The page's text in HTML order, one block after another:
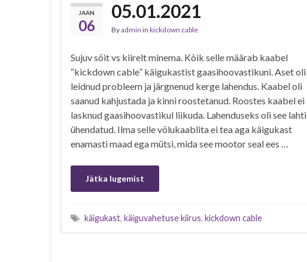
JAAN
06
05.01.2021
Byadmin in kickdown cable
Sujuv sõit vs kiirelt minema. Kõik selle määrab kaabel
“kickdown cable” käigukastist gaasihoovastikuni. Aset oli
leidnud probleem ja järgnenud kerge lahendus. Kaabel oli
saanud kahjustada ja kinni roostetanud. Roostes kaabel ei
lasknud gaasihoovastikul liikuda. Lahenduseks oli see lahti
ühendatud. Ilma selle võlukaablita ei tea aga käigukast
enamasti maad ega mütsi, mida see mootor seal ees …
Jätka lugemist
käigukast, käiguvahetuse kiirus, kickdown cable